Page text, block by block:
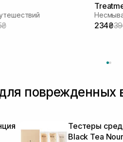
234₴
поврежденных
Тестеры
Black Tea